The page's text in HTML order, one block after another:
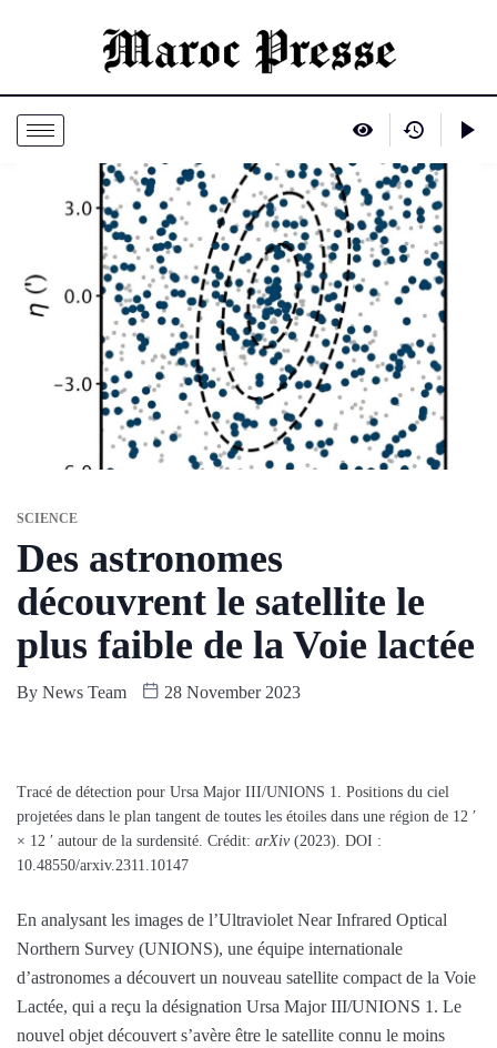
SCIENCE
Des astronomes
découvrent le satellite le
plus faible de la Voie lactée
By News Team 28 November 2023
Tracé de détection pour Ursa Major III/UNIONS 1. Positions du ciel
projetées dans le plan tangent de toutes les étoiles dans une région de 12 ′
× 12 ′ autour de la surdensité. Crédit: arXiv(2023). DOI :
10.48550/arxiv.2311.10147
En analysant les images de l’Ultraviolet Near Infrared Optical
Northern Survey (UNIONS), une équipe internationale
d’astronomes a découvert un nouveau satellite compact de la Voie
Lactée, qui a reçu la désignation Ursa Major III/UNIONS 1. Le
nouvel objet découvert s’avère être le satellite connu le moins